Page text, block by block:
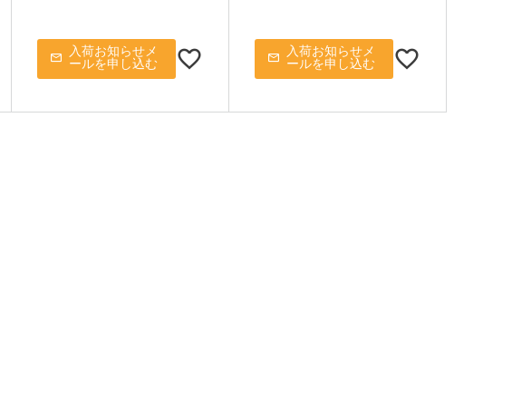
入荷お知らせメ
ールを申し込む
入荷お知らせメ
ールを申し込む